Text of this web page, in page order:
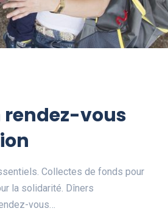
rendez-vous
Collectes de fonds pour
la solidarité. Dîners
vous…